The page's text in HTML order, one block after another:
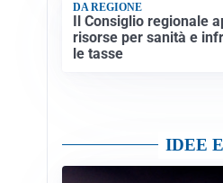
DA REGIONE
Il Consiglio regionale
risorse per sanità e
le tasse
IDEE